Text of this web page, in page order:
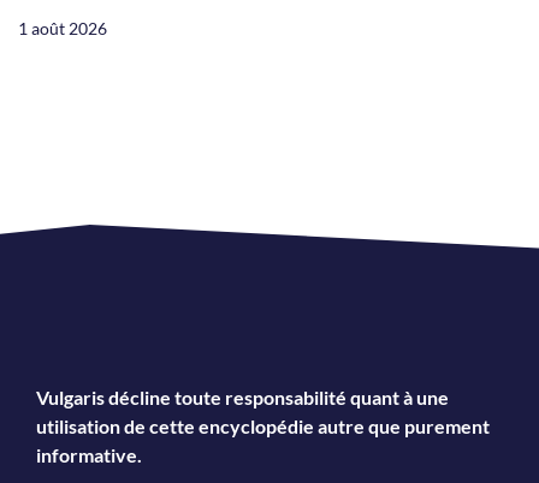
1 août 2026
Vulgaris décline toute responsabilité quant à une
utilisation de cette encyclopédie autre que purement
informative.